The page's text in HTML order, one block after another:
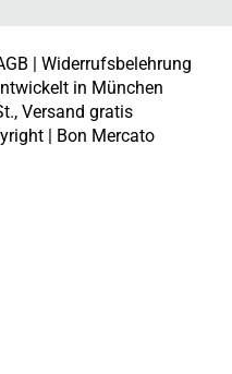
| Widerrufsbelehrung
in München
Versand gratis
| Bon Mercato